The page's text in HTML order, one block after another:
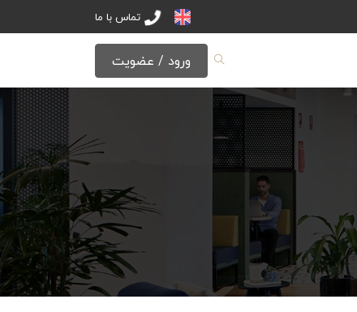
تماس با ما
ورود / عضویت